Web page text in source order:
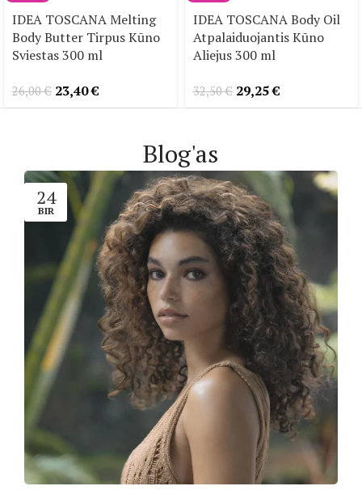
IDEA TOSCANA Melting
Body Butter Tirpus Kūno
Sviestas 300 ml
26,00€ 23,40€
IDEA TOSCANA Body Oil
Atpalaiduojantis Kūno
Aliejus 300 ml
32,50€ 29,25€
Blog'as
24
BIR